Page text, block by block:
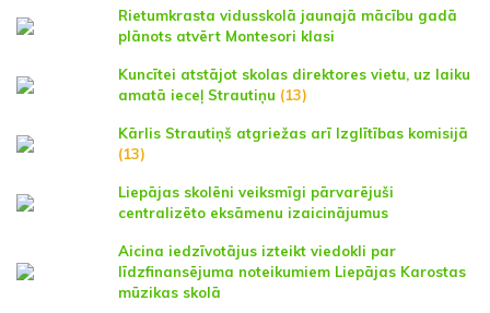
Rietumkrasta vidusskolā jaunajā mācību gadā
plānots atvērt Montesori klasi
Kuncītei atstājot skolas direktores vietu, uz laiku
amatā ieceļ Strautiņu (13)
Kārlis Strautiņš atgriežas arī Izglītības komisijā
(13)
Liepājas skolēni veiksmīgi pārvarējuši
centralizēto eksāmenu izaicinājumus
Aicina iedzīvotājus izteikt viedokli par
līdzfinansējuma noteikumiem Liepājas Karostas
mūzikas skolā